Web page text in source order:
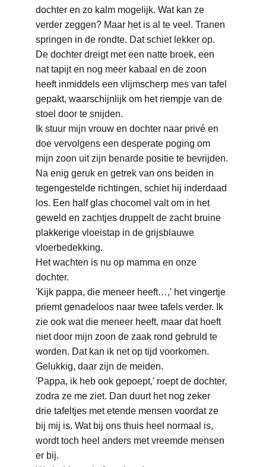
dochter en zo kalm mogelijk. Wat kan ze
verder zeggen? Maar het is al te veel. Tranen
springen in de rondte. Dat schiet lekker op.
De dochter dreigt met een natte broek, een
nat tapijt en nog meer kabaal en de zoon
heeft inmiddels een vlijmscherp mes van tafel
gepakt, waarschijnlijk om het riempje van de
stoel door te snijden.
Ik stuur mijn vrouw en dochter naar privé en
doe vervolgens een desperate poging om
mijn zoon uit zijn benarde positie te bevrijden.
Na enig geruk en getrek van ons beiden in
tegengestelde richtingen, schiet hij inderdaad
los. Een half glas chocomel valt om in het
geweld en zachtjes druppelt de zacht bruine
plakkerige vloeistap in de grijsblauwe
vloerbedekking.
Het wachten is nu op mamma en onze
dochter.
'Kijk pappa, die meneer heeft…,' het vingertje
priemt genadeloos naar twee tafels verder. Ik
zie ook wat die meneer heeft, maar dat hoeft
niet door mijn zoon de zaak rond gebruld te
worden. Dat kan ik net op tijd voorkomen.
Gelukkig, daar zijn de meiden.
'Pappa, ik heb ook gepoept,' roept de dochter,
zodra ze me ziet. Dan duurt het nog zeker
drie tafeltjes met etende mensen voordat ze
bij mij is. Wat bij ons thuis heel normaal is,
wordt toch heel anders met vreemde mensen
er bij.